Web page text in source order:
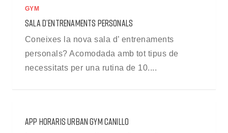
GYM
SALA D’ENTRENAMENTS PERSONALS
Coneixes la nova sala d’ entrenaments
personals? Acomodada amb tot tipus de
necessitats per una rutina de 10....
APP HORARIS URBAN GYM CANILLO